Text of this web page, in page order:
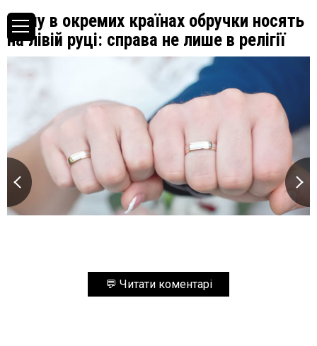
Чому в окремих країнах обручки носять
на лівій руці: справа не лише в релігії
💬 Читати коментарі